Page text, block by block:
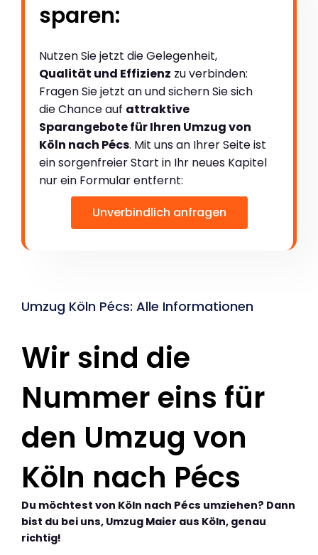
sparen:
Nutzen Sie jetzt die Gelegenheit,
Qualität und Effizienz zu verbinden:
Fragen Sie jetzt an und sichern Sie sich
die Chance auf attraktive
Sparangebote für Ihren Umzug von
Köln nach Pécs. Mit uns an Ihrer Seite ist
ein sorgenfreier Start in Ihr neues Kapitel
nur ein Formular entfernt:
Unverbindlich anfragen
Umzug Köln Pécs: Alle Informationen
Wir sind die
Nummer eins für
den Umzug von
Köln nach Pécs
Du möchtest von Köln nach Pécs umziehen? Dann
bist du bei uns, Umzug Maier aus Köln, genau
richtig!